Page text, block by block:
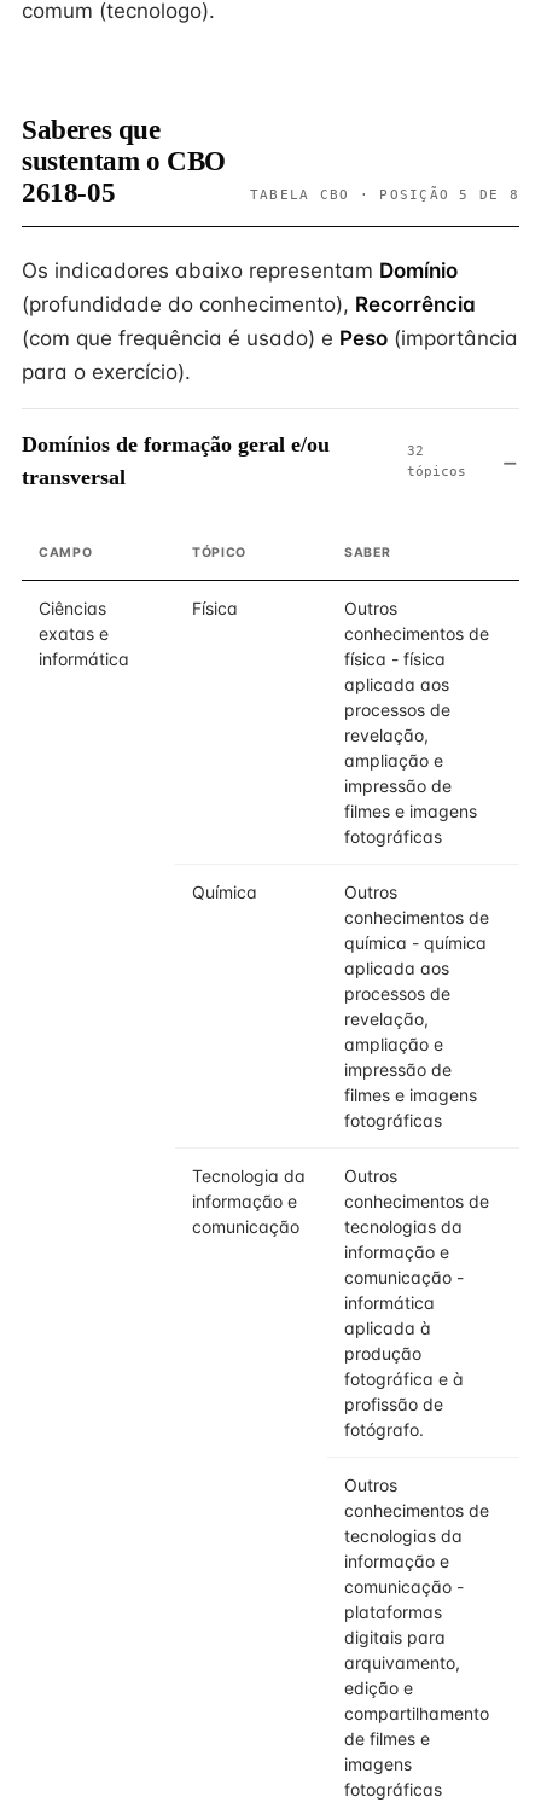
comum (tecnologo).
Saberes que
sustentam o CBO
2618-05
TABELA CBO · POSIÇÃO 5 DE 8
Os indicadores abaixo representam Domínio
(profundidade do conhecimento), Recorrência
(com que frequência é usado) e Peso (importância
para o exercício).
Domínios de formação geral e/ou
transversal
32
tópicos
CAMPO TÓPICO SABER
Ciências
exatas e
informática
Física
Outros
conhecimentos de
física - física
aplicada aos
processos de
revelação,
ampliação e
impressão de
filmes e imagens
fotográficas
Química
Outros
conhecimentos de
química - química
aplicada aos
processos de
revelação,
ampliação e
impressão de
filmes e imagens
fotográficas
Tecnologia da
informação e
comunicação
Outros
conhecimentos de
tecnologias da
informação e
comunicação -
informática
aplicada à
produção
fotográfica e à
profissão de
fotógrafo.
Outros
conhecimentos de
tecnologias da
informação e
comunicação -
plataformas
digitais para
arquivamento,
edição e
compartilhamento
de filmes e
imagens
fotográficas